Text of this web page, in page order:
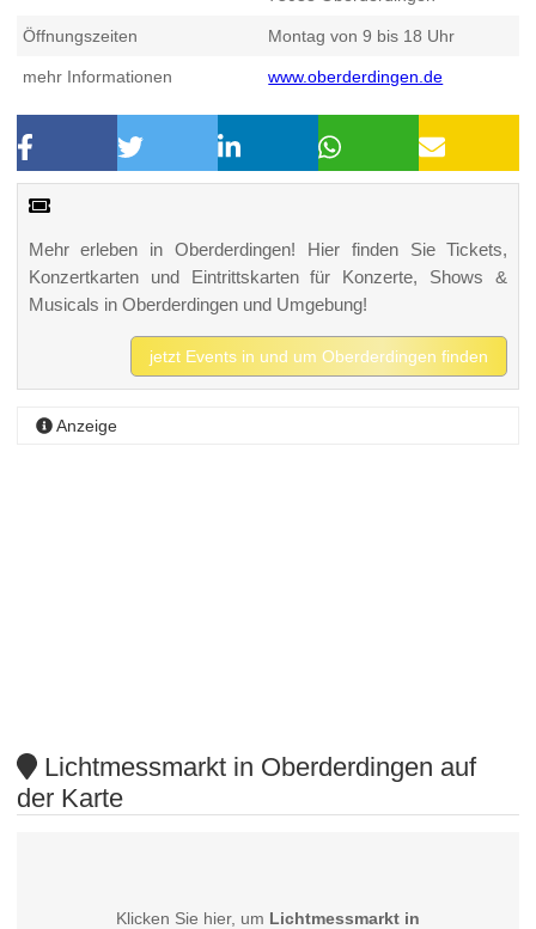
Öffnungszeiten Montag von 9 bis 18 Uhr
mehr Informationen www.oberderdingen.de
Mehr erleben in Oberderdingen! Hier finden Sie Tickets,
Konzertkarten und Eintrittskarten für Konzerte, Shows &
Musicals in Oberderdingen und Umgebung!
jetzt Events in und um Oberderdingen finden
Anzeige
Lichtmessmarkt in Oberderdingen auf
der Karte
Klicken Sie hier, um Lichtmessmarkt in